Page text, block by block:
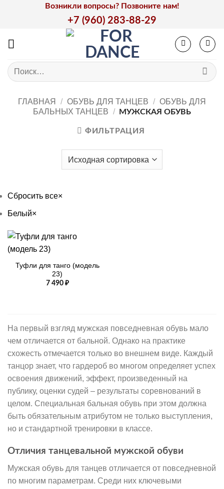
Возникли вопросы? Позвоните нам!
+7 (960) 283-88-29
Искать:
ГЛАВНАЯ / ОБУВЬ ДЛЯ ТАНЦЕВ / ОБУВЬ ДЛЯ
БАЛЬНЫХ ТАНЦЕВ / МУЖСКАЯ ОБУВЬ
ФИЛЬТРАЦИЯ
Сбросить все×
Белый×
Туфли для танго (модель
23)
7 490 ₽
На первый взгляд мужская повседневная обувь мало
чем отличается от бальной. Однако на практике
схожесть отмечается только во внешнем виде. Каждый
танцор знает, что гардероб во многом определяет успех
освоения движений, эффект, произведенный на
публику, оценки судей – результаты соревнований в
целом. Специальная бальная обувь при этом должна
быть обязательным атрибутом не только выступления,
но и стандартной тренировки в классе.
Отличия танцевальной мужской обуви
Мужская обувь для танцев отличается от повседневной
по многим параметрам. Среди них ключевыми